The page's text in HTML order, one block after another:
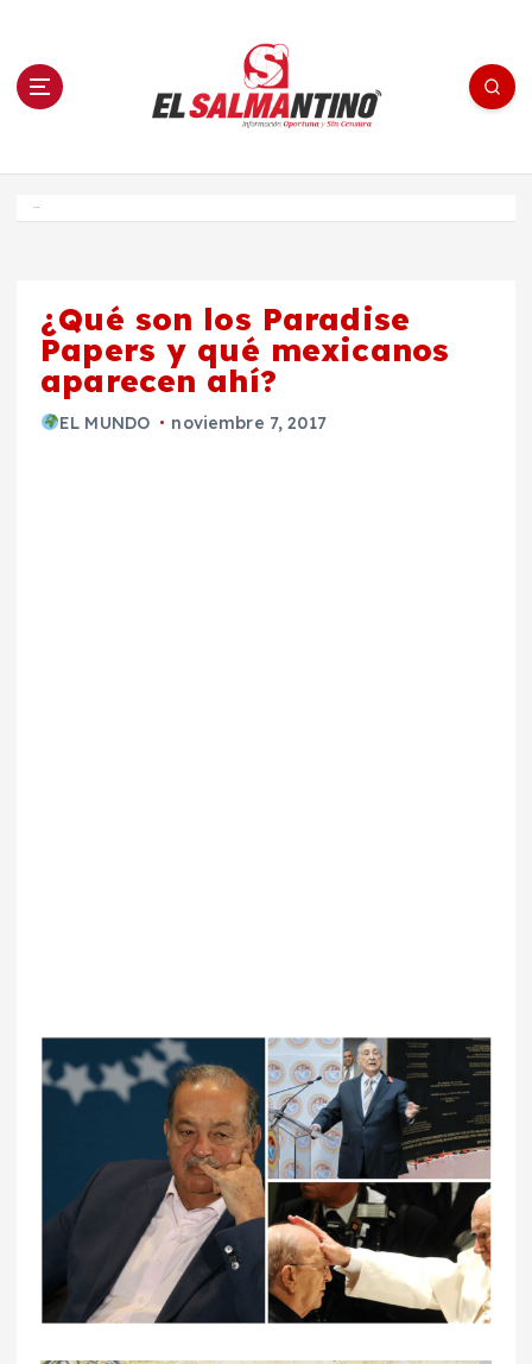
n El Salmantino - medios/noticias/editorial
¿Qué son los Paradise
Papers y qué mexicanos
aparecen ahí?
EL MUNDO noviembre 7, 2017